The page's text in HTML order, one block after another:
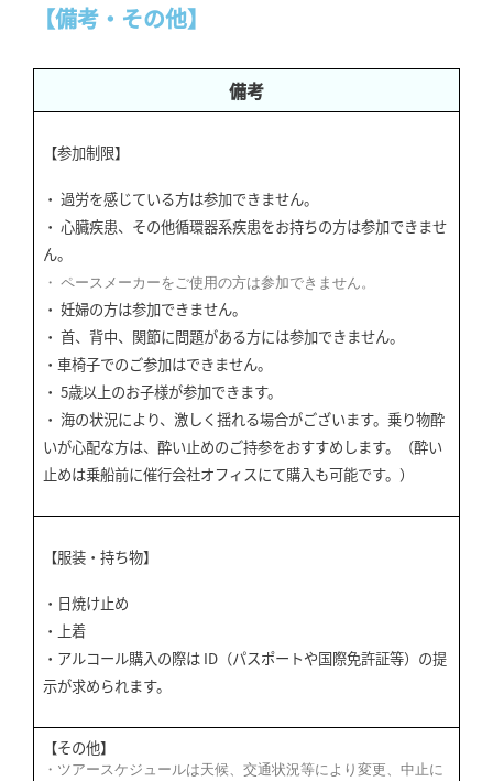
【備考・その他】
備考
【参加制限】
・ 過労を感じている方は参加できません。
・ 心臓疾患、その他循環器系疾患をお持ちの方は参加できませ
ん。
・ ペースメーカーをご使用の方は参加できません。
・ 妊婦の方は参加できません。
・ 首、背中、関節に問題がある方には参加できません。
・車椅子でのご参加はできません。
・ 5歳以上のお子様が参加できます。
・ 海の状況により、激しく揺れる場合がございます。乗り物酔
いが心配な方は、酔い止めのご持参をおすすめします。（酔い
止めは乗船前に催行会社オフィスにて購入も可能です。）
【服装・持ち物】
・日焼け止め
・上着
・アルコール購入の際は ID（パスポートや国際免許証等）の提
示が求められます。
【その他】
・ツアースケジュールは天候、交通状況等により変更、中止に